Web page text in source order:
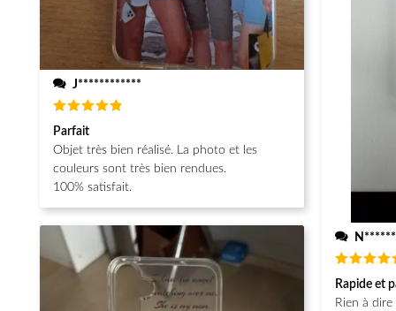
J************
Note5
sur 5
Parfait
Objet très bien réalisé. La photo et les
couleurs sont très bien rendues.
100% satisfait.
Note
sur 5
Rapide et
Rien à dire